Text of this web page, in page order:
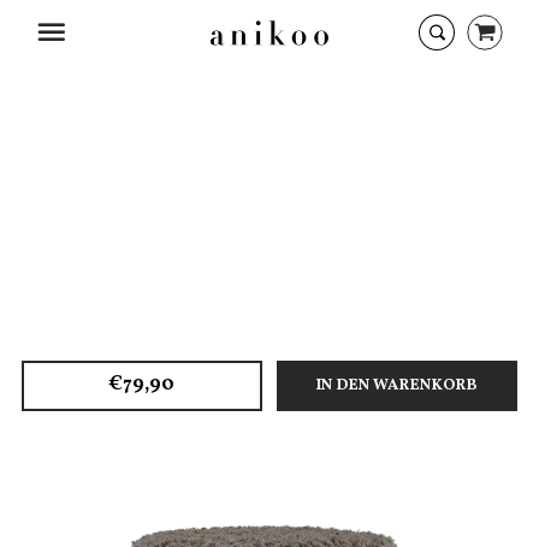
€79,90 IN DEN WARENKORB